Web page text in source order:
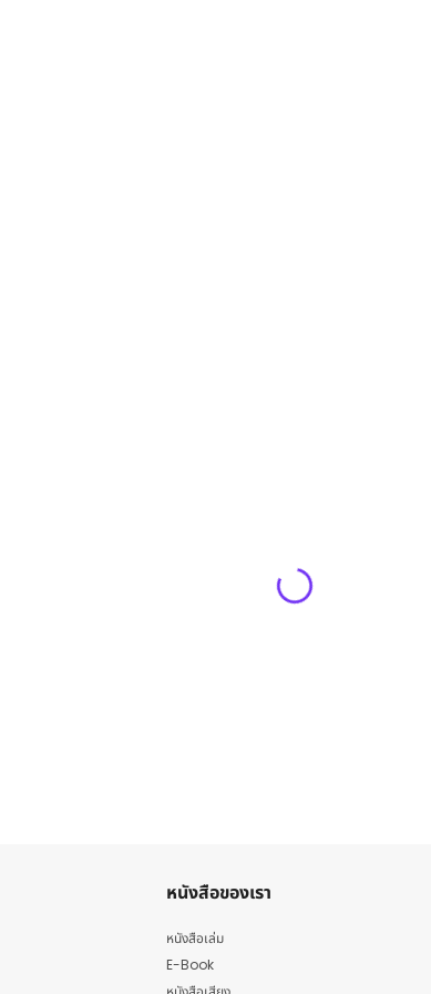
หนังสือของเรา
หนังสือเล่ม
E-Book